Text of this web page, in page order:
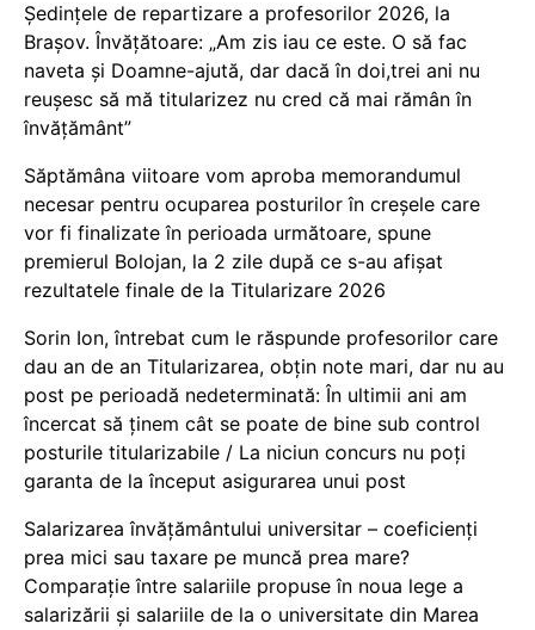
Ședințele de repartizare a profesorilor 2026, la
Brașov. Învățătoare: „Am zis iau ce este. O să fac
naveta și Doamne-ajută, dar dacă în doi,trei ani nu
reușesc să mă titularizez nu cred că mai rămân în
învățământ”
Săptămâna viitoare vom aproba memorandumul
necesar pentru ocuparea posturilor în creșele care
vor fi finalizate în perioada următoare, spune
premierul Bolojan, la 2 zile după ce s-au afișat
rezultatele finale de la Titularizare 2026
Sorin Ion, întrebat cum le răspunde profesorilor care
dau an de an Titularizarea, obțin note mari, dar nu au
post pe perioadă nedeterminată: În ultimii ani am
încercat să ținem cât se poate de bine sub control
posturile titularizabile / La niciun concurs nu poți
garanta de la început asigurarea unui post
Salarizarea învățământului universitar – coeficienți
prea mici sau taxare pe muncă prea mare?
Comparație între salariile propuse în noua lege a
salarizării și salariile de la o universitate din Marea